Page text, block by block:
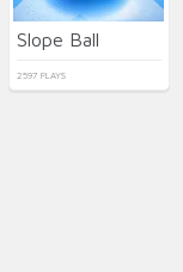
Slope Ball
2597 PLAYS